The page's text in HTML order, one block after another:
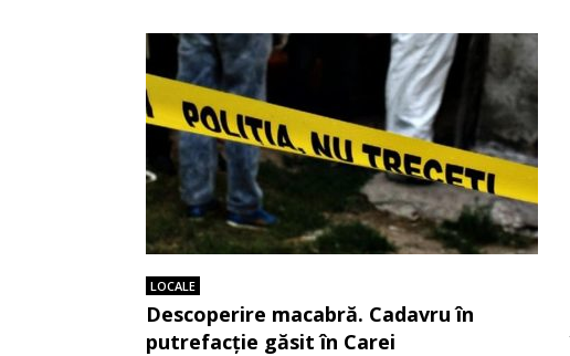
LOCALE
Descoperire macabră. Cadavru în
putrefacție găsit în Carei